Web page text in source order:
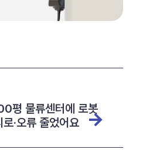
평 물류센터에 로봇
·오류 줄었어요